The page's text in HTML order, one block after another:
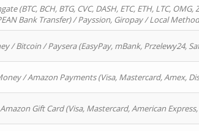
(BTC, BCH, BTG, CVC, DASH, ETC, ETH, LTC,
Bank Transfer) / Payssion, Giropay / Local
/ Bitcoin / Paysera (EasyPay, mBank, Przelewy24,
/ Amazon Payments (Visa, Mastercard, Amex,
Gift Card (Visa, Mastercard, American Express,